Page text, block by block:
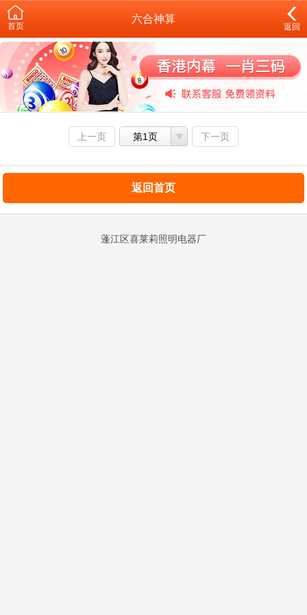
首页
六合神算
返回
上一页 第1页 下一页
返回首页
蓬江区喜莱莉照明电器厂